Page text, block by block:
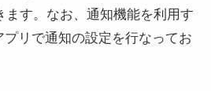
ます。なお、通知機能を利用す
リで通知の設定を行なってお